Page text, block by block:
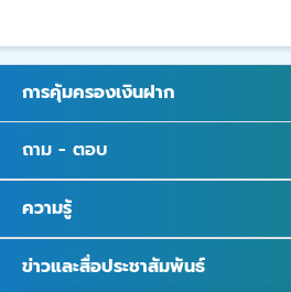
การคุ้มครองเงินฝาก
ถาม - ตอบ
ความรู้
ข่าวและสื่อประชาสัมพันธ์